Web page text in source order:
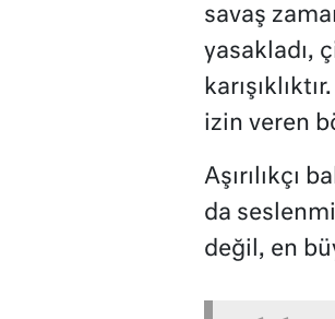
savaş
yasakladı,
izin veren
Aşırılıkçı
da
değil, en